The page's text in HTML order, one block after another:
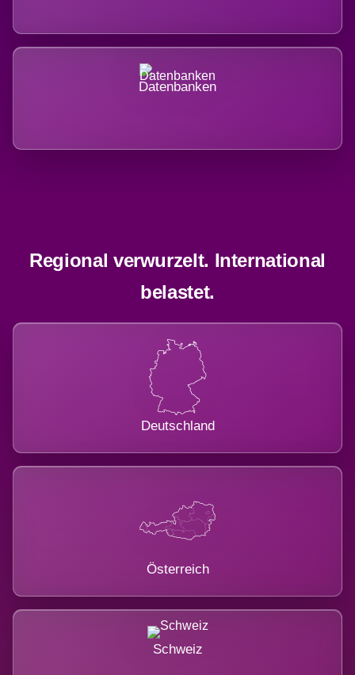
Datenbanken
Regional verwurzelt. International
belastet.
Deutschland
Österreich
Schweiz